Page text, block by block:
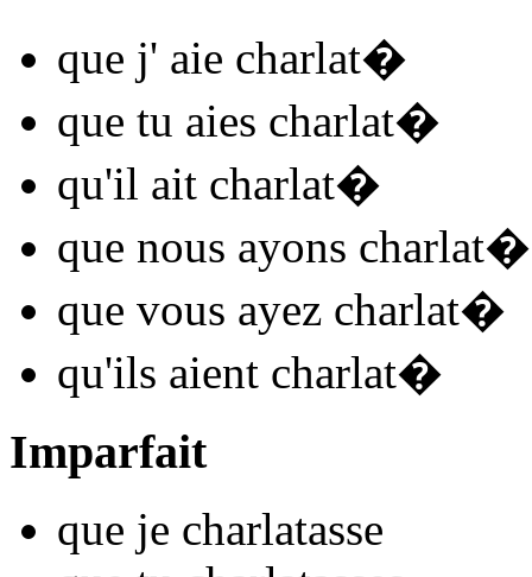
que j' aie charlat�
que tu aies charlat�
qu'il ait charlat�
que nous ayons charlat�
que vous ayez charlat�
qu'ils aient charlat�
Imparfait
que je charlatasse